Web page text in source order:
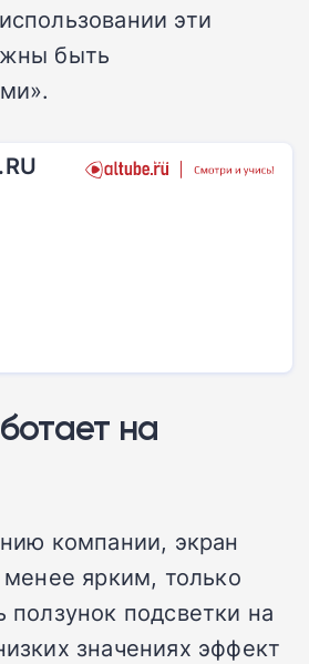
эти
быть
на
компании, экран
менее ярким, только
ползунок подсветки на
значениях эффект